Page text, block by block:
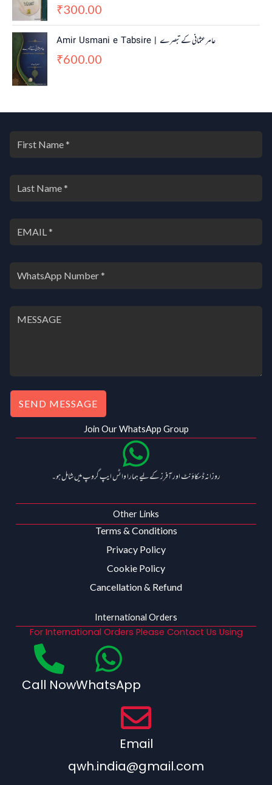
₹300.00
Amir Usmani e Tabsire | عامر عثمانی کے تبصرے
₹600.00
SEND MESSAGE
Join Our WhatsApp Group
روزانہ ڈسکاؤنٹ اور آفرز کے لیے ہمارا واٹس ایپ گروپ میں شامل ہو۔
Other Links
Terms & Conditions
Privacy Policy
Cookie Policy
Cancellation & Refund
International Orders
For International Orders Please Contact Us Using
Call NowWhatsApp
Email
qwh.india@gmail.com